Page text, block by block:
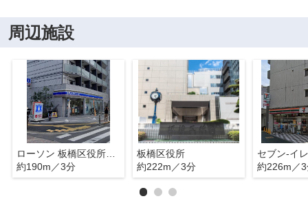
周辺施設
ローソン 板橋区役所前店
約190m／3分
板橋区役所
約222m／3分
約226m／